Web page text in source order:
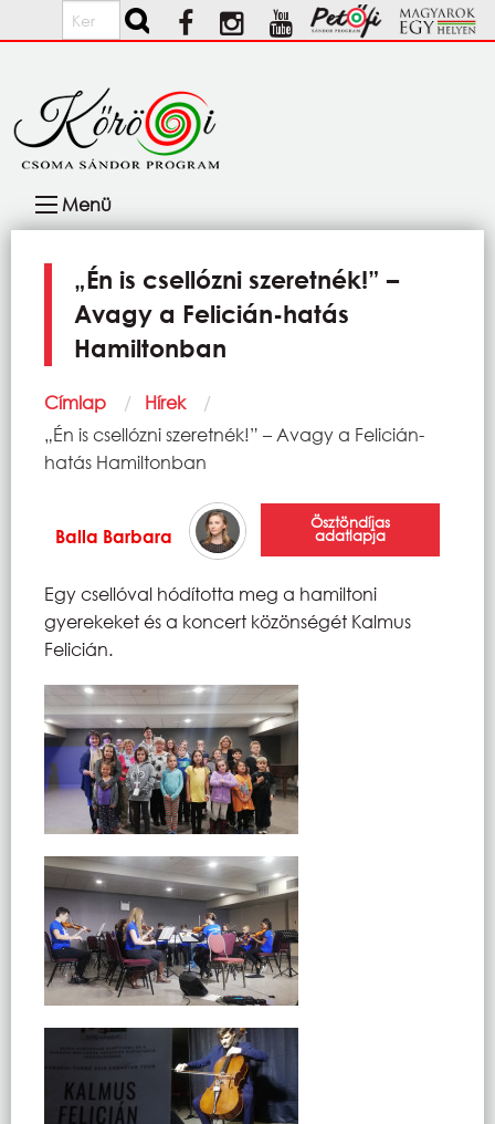
Ugrás a tartalomra
Keresés
navigáció
Menü
„Én is csellózni szeretnék!” –
Avagy a Felicián-hatás
Hamiltonban
Morzsa
Címlap
Hírek
Current:
„Én is csellózni szeretnék!” – Avagy a Felicián-
hatás Hamiltonban
Balla Barbara
Ösztöndíjas
adatlapja
Egy csellóval hódította meg a hamiltoni
gyerekeket és a koncert közönségét Kalmus
Felicián.